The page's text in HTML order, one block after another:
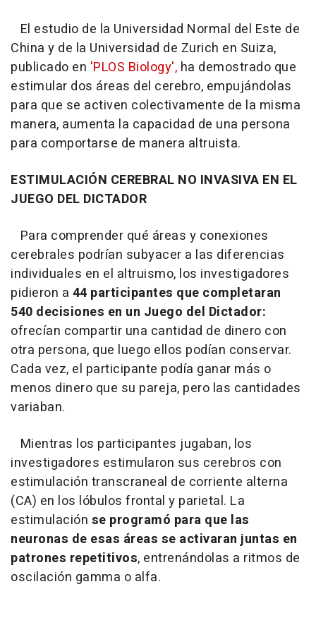
El estudio de la Universidad Normal del Este de
China y de la Universidad de Zurich en Suiza,
publicado en 'PLOS Biology', ha demostrado que
estimular dos áreas del cerebro, empujándolas
para que se activen colectivamente de la misma
manera, aumenta la capacidad de una persona
para comportarse de manera altruista.
ESTIMULACIÓN CEREBRAL NO INVASIVA EN EL
JUEGO DEL DICTADOR
Para comprender qué áreas y conexiones
cerebrales podrían subyacer a las diferencias
individuales en el altruismo, los investigadores
pidieron a 44 participantes que completaran
540 decisiones en un Juego del Dictador:
ofrecían compartir una cantidad de dinero con
otra persona, que luego ellos podían conservar.
Cada vez, el participante podía ganar más o
menos dinero que su pareja, pero las cantidades
variaban.
Mientras los participantes jugaban, los
investigadores estimularon sus cerebros con
estimulación transcraneal de corriente alterna
(CA) en los lóbulos frontal y parietal. La
estimulación se programó para que las
neuronas de esas áreas se activaran juntas en
patrones repetitivos, entrenándolas a ritmos de
oscilación gamma o alfa.